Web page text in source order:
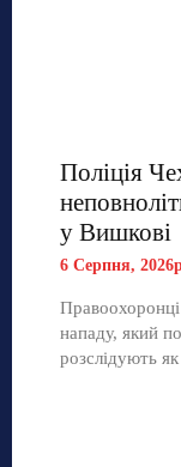
Поліція
у Вишкові
6 Серпня,
нападу, який
розслідують як